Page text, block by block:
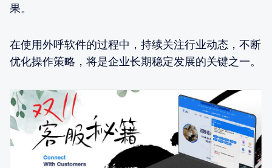
果。
在使用外呼软件的过程中，持续关注行业动态，不断
优化操作策略，将是企业长期稳定发展的关键之一。